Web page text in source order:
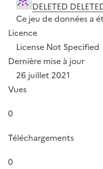
DELETED
Ce jeu de données a
Licence
License Not Specified
Dernière mise à jour
26 juillet 2021
Vues
0
Téléchargements
0